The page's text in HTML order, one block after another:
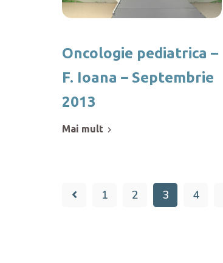
Oncologie pediatrica –
F. Ioana – Septembrie
2013
mai mult
1 2 3 4